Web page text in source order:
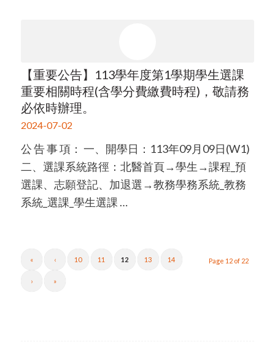
【重要公告】113學年度第1學期學生選課
重要相關時程(含學分費繳費時程)，敬請務
必依時辦理。
2024-07-02
公 告 事 項： 一、開學日：113年09月09日(W1)
二、選課系統路徑：北醫首頁→學生→課程_預
選課、志願登記、加退選→教務學務系統_教務
系統_選課_學生選課 …
Page 12 of 22
« ‹ 10 11 12 13 14
› »